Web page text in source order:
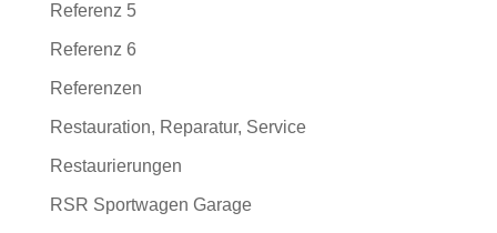
Referenz 5
Referenz 6
Referenzen
Restauration, Reparatur, Service
Restaurierungen
RSR Sportwagen Garage